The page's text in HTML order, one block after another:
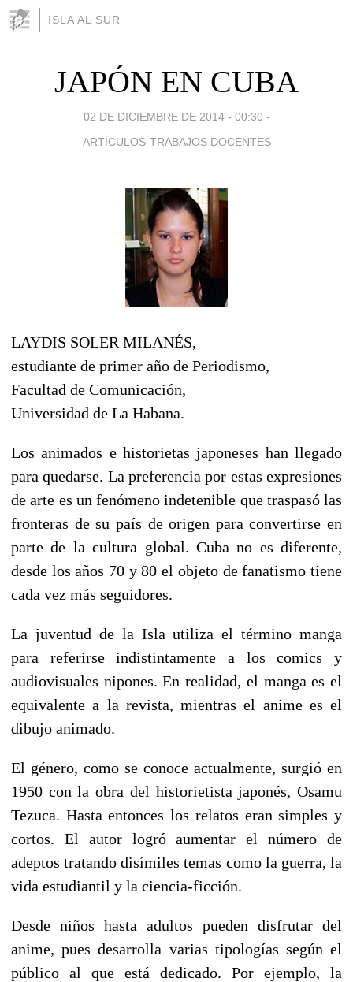
ISLA AL SUR
JAPÓN EN CUBA
02 DE DICIEMBRE DE 2014 - 00:30 -
ARTÍCULOS-TRABAJOS DOCENTES
LAYDIS SOLER MILANÉS,
estudiante de primer año de Periodismo,
Facultad de Comunicación,
Universidad de La Habana.
Los animados e historietas japoneses han llegado
para quedarse. La preferencia por estas expresiones
de arte es un fenómeno indetenible que traspasó las
fronteras de su país de origen para convertirse en
parte de la cultura global. Cuba no es diferente,
desde los años 70 y 80 el objeto de fanatismo tiene
cada vez más seguidores.
La juventud de la Isla utiliza el término manga
para referirse indistintamente a los comics y
audiovisuales nipones. En realidad, el manga es el
equivalente a la revista, mientras el anime es el
dibujo animado.
El género, como se conoce actualmente, surgió en
1950 con la obra del historietista japonés, Osamu
Tezuca. Hasta entonces los relatos eran simples y
cortos. El autor logró aumentar el número de
adeptos tratando disímiles temas como la guerra, la
vida estudiantil y la ciencia-ficción.
Desde niños hasta adultos pueden disfrutar del
anime, pues desarrolla varias tipologías según el
público al que está dedicado. Por ejemplo, la